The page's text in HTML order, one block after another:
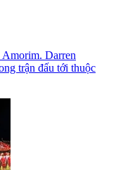
Darren
trận đấu tới thuộc